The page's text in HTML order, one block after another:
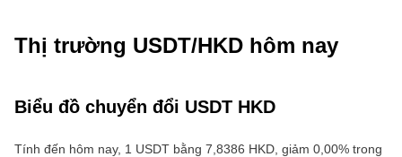
Thị trường USDT/HKD hôm nay
Biểu đồ chuyển đổi USDT HKD
Tính đến hôm nay, 1 USDT bằng 7,8386 HKD, giảm 0,00% trong